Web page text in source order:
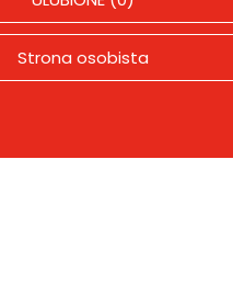
Strona osobista